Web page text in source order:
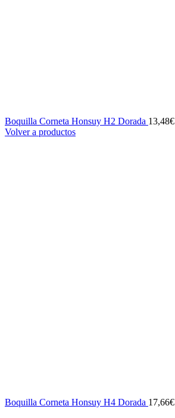
Boquilla Corneta Honsuy H2 Dorada 13,48€
Volver a productos
Boquilla Corneta Honsuy H4 Dorada 17,66€